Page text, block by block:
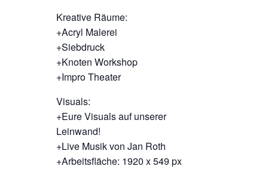
Kreative Räume:
+Acryl Malerei
+Siebdruck
+Knoten Workshop
+Impro Theater
Visuals:
+Eure Visuals auf unserer
Leinwand!
+Live Musik von Jan Roth
+Arbeitsfläche: 1920 x 549 px